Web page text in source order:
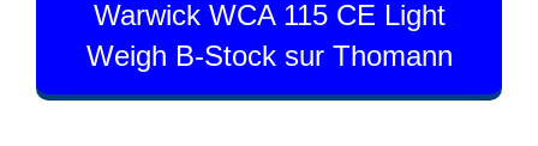
Warwick WCA 115 CE Light
Weigh B-Stock sur Thomann